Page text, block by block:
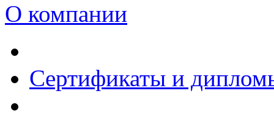
О компании
Сертификаты и